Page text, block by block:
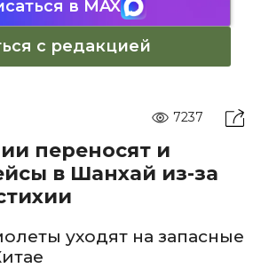
в MAX
с редакцией
7237
переносят и
в Шанхай из-за
уходят на запасные